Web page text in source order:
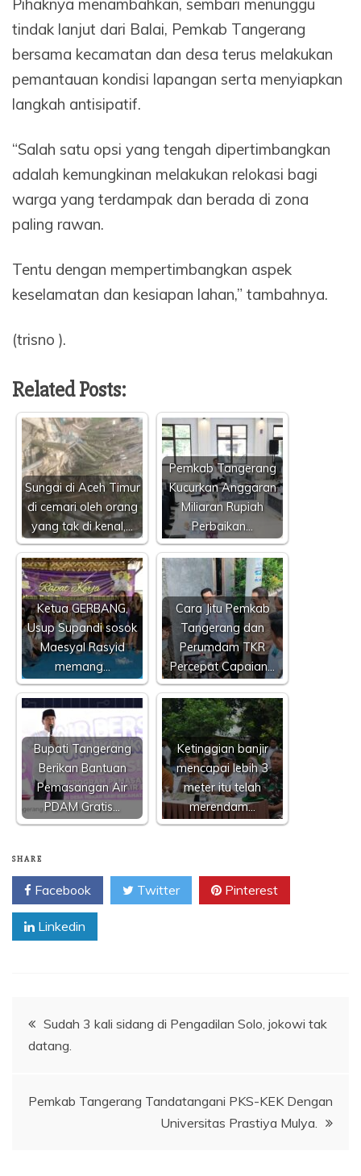
tindak lanjut dari Balai, Pemkab Tangerang
bersama kecamatan dan desa terus melakukan
pemantauan kondisi lapangan serta menyiapkan
langkah antisipatif.
“Salah satu opsi yang tengah dipertimbangkan
adalah kemungkinan melakukan relokasi bagi
warga yang terdampak dan berada di zona
paling rawan.
Tentu dengan mempertimbangkan aspek
keselamatan dan kesiapan lahan,” tambahnya.
(trisno ).
Related Posts:
Sungai di Aceh Timur
di cemari oleh orang
yang tak di kenal,…
Pemkab Tangerang
Kucurkan Anggaran
Miliaran Rupiah
Perbaikan…
Ketua GERBANG,
Usup Supandi sosok
Maesyal Rasyid
memang…
Cara Jitu Pemkab
Tangerang dan
Perumdam TKR
Percepat Capaian…
Bupati Tangerang
Berikan Bantuan
Pemasangan Air
PDAM Gratis…
Ketinggian banjir
mencapai lebih 3
meter itu telah
merendam…
SHARE
Facebook Twitter Pinterest
Linkedin
Navigasi
pos
Sudah 3 kali sidang di Pengadilan Solo, jokowi tak
datang.
Pemkab Tangerang Tandatangani PKS-KEK Dengan
Universitas Prastiya Mulya.